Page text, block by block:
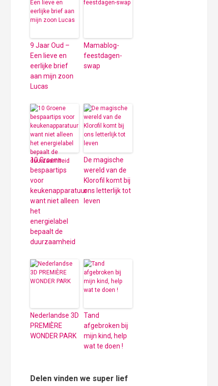
9 Jaar Oud –
Een lieve en
eerlijke brief
aan mijn zoon
Lucas
Mamablog-
feestdagen-
swap
10 Groene
bespaartips
voor
keukenapparatuur
want niet alleen
het
energielabel
bepaalt de
duurzaamheid
De magische
wereld van de
Klorofil komt bij
ons letterlijk tot
leven
Nederlandse 3D
PREMIÈRE
WONDER PARK
Tand
afgebroken bij
mijn kind, help
wat te doen !
Delen vinden we super lief